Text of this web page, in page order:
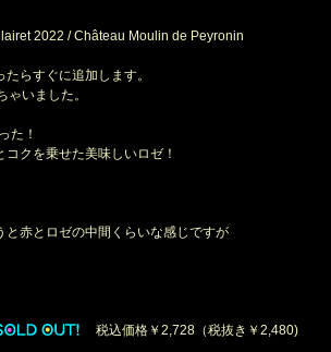
2022 / Château Moulin de Peyronin
らすぐに追加します。
いました。
た！
クを乗せた美味しいロゼ！
赤とロゼの中間くらいな感じですが
税込価格￥2,728（税抜き￥2,480)